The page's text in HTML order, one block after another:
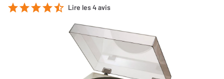
Lire les 4 avis